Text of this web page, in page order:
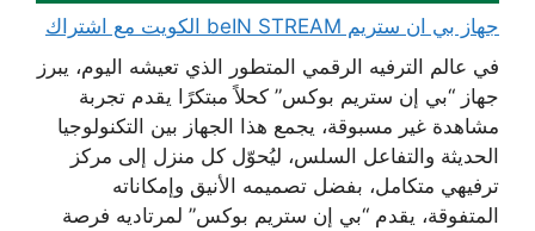
جهاز بي ان ستريم beIN STREAM الكويت مع اشتراك
في عالم الترفيه الرقمي المتطور الذي تعيشه اليوم، يبرز
جهاز “بي إن ستريم بوكس” كحلاً مبتكرًا يقدم تجربة
مشاهدة غير مسبوقة، يجمع هذا الجهاز بين التكنولوجيا
الحديثة والتفاعل السلس، ليُحوّل كل منزل إلى مركز
ترفيهي متكامل، بفضل تصميمه الأنيق وإمكاناته
المتفوقة، يقدم “بي إن ستريم بوكس” لمرتاديه فرصة